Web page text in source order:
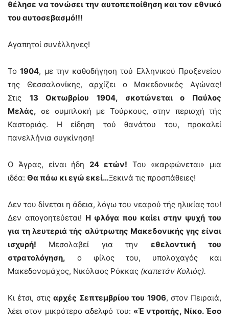
θέλησε να τονώσει την αυτοπεποίθηση και τον εθνικό
του αυτοσεβασμό!!!
Αγαπητοί συνέλληνες!
Το1904, με την καθοδήγηση τού Ελληνικού Προξενείου
της Θεσσαλονίκης, αρχίζει ο Μακεδονικός Αγώνας!
Στις 13 Οκτωβρίου 1904, σκοτώνεται ο Παύλος
Μελάς, σε συμπλοκή με Τούρκους, στην περιοχή τής
Καστοριάς. Η είδηση τού θανάτου του, προκαλεί
πανελλήνια συγκίνηση!
Ο Άγρας, είναι ήδη 24 ετών! Του «καρφώνεται» μια
ιδέα: Θα πάω κι εγώ εκεί…Ξεκινά τις προσπάθειες!
Δεν του δίνεται η άδεια, λόγω του νεαρού τής ηλικίας του!
Δεν απογοητεύεται! Η φλόγα που καίει στην ψυχή του
για τη λευτεριά τής αλύτρωτης Μακεδονικής γης είναι
ισχυρή! Μεσολαβεί για τηνεθελοντική του
στρατολόγηση, ο φίλος του, υπολοχαγός και
Μακεδονομάχος, Νικόλαος Ρόκκας (καπετάν Κολιός).
Κι έτσι, στιςαρχές Σεπτεμβρίου του 1906, στον Πειραιά,
λέει στον μικρότερο αδελφό του: «Έ ντροπής, Νίκο. Έσο